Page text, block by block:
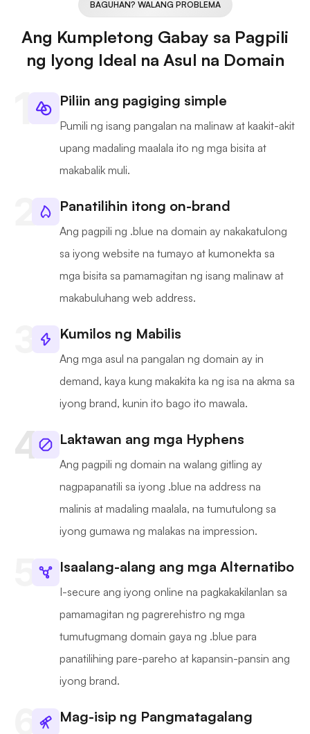
BAGUHAN? WALANG PROBLEMA
Ang Kumpletong Gabay sa Pagpili
ng Iyong Ideal na Asul na Domain
Piliin ang pagiging simple
Pumili ng isang pangalan na malinaw at kaakit-akit
upang madaling maalala ito ng mga bisita at
makabalik muli.
Panatilihin itong on-brand
Ang pagpili ng .blue na domain ay nakakatulong
sa iyong website na tumayo at kumonekta sa
mga bisita sa pamamagitan ng isang malinaw at
makabuluhang web address.
Kumilos ng Mabilis
Ang mga asul na pangalan ng domain ay in
demand, kaya kung makakita ka ng isa na akma sa
iyong brand, kunin ito bago ito mawala.
Laktawan ang mga Hyphens
Ang pagpili ng domain na walang gitling ay
nagpapanatili sa iyong .blue na address na
malinis at madaling maalala, na tumutulong sa
iyong gumawa ng malakas na impression.
Isaalang-alang ang mga Alternatibo
I-secure ang iyong online na pagkakakilanlan sa
pamamagitan ng pagrerehistro ng mga
tumutugmang domain gaya ng .blue para
panatilihing pare-pareho at kapansin-pansin ang
iyong brand.
Mag-isip ng Pangmatagalang